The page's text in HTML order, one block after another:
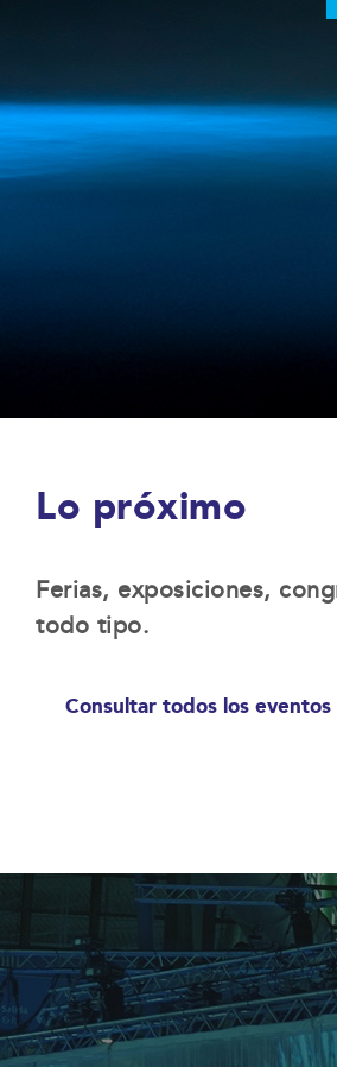
Lo próximo
Ferias, exposiciones,
todo tipo.
Consultar todos los eventos